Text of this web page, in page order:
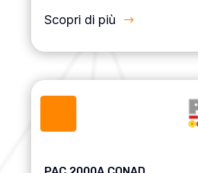
Scopri di più